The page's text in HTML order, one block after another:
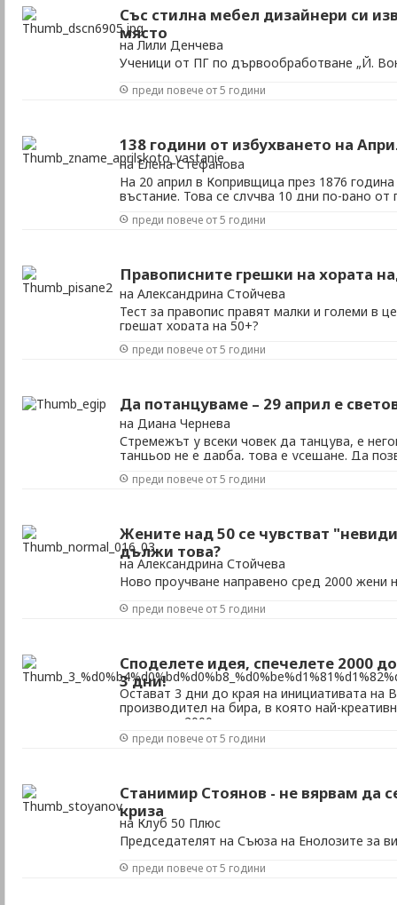
Със стилна мебел дизайнери си
място
на Лили Денчева
Ученици от ПГ по дървообработване „Й.
позицията си с креативни идеи
преди повече от 5 години
138 години от избухването на
на Елена Стефанова
На 20 април в Копривщица през 1876
въстание. Това се случва 10 дни по-рано от
преди повече от 5 години
Правописните грешки на хората
на Александрина Стойчева
Тест за правопис правят малки и големи в
грешат хората на 50+?
преди повече от 5 години
Да потанцуваме – 29 април е
на Диана Чернева
Стремежът у всеки човек да танцува, е
танцьор не е дарба, това е усещане. Да
в кръвта ти и те карат да танцуваш – това
преди повече от 5 години
Жените над 50 се чувстват
дължи това?
на Александрина Стойчева
Ново проучване направено сред 2000 жени
една тревожна тенденция – повече от 2/3
са „невидими“ за околните.
преди повече от 5 години
Споделете идея, спечелете 2000
3 дни!
Остават 3 дни до края на инициативата на
производител на бира, в която най-
размер на 2000 долара.
преди повече от 5 години
Станимир Стоянов - не вярвам да
криза
на Клуб 50 Плюс
Председателят на Съюза на Енолозите за
предстоящия конкурс за балкански вина
преди повече от 5 години